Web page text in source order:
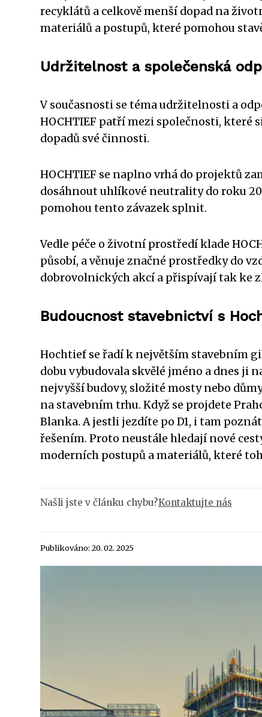
recyklátů a celkově menší dopad na
materiálů a postupů, které pomohou
Udržitelnost a společenská
V současnosti se téma udržitelnosti a
HOCHTIEF patří mezi společnosti,
dopadů své činnosti.
HOCHTIEF se naplno vrhá do projektů
dosáhnout uhlíkové neutrality do roku
pomohou tento závazek splnit.
Vedle péče o životní prostředí klade
působí, a věnuje značné prostředky do
dobrovolnických akcí a přispívají tak ke
Budoucnost stavebnictví s
Hochtief se řadí k největším stavebním
dobu vybudovala skvělé jméno a dnes ji
nejvyšší budovy, složité mosty nebo
na stavebním trhu. Když se projdete
Blanka. A jestli jezdíte po D1, i tam
řešením. Proto neustále hledají nové
moderních postupů a materiálů, které
Našli jste v článku chybu?Kontaktujte nás
Publikováno: 20. 02. 2025